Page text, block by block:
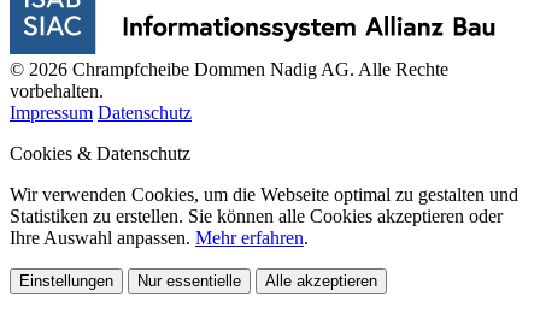
© 2026 Chrampfcheibe Dommen Nadig AG. Alle Rechte
vorbehalten.
Impressum Datenschutz
Cookies & Datenschutz
Wir verwenden Cookies, um die Webseite optimal zu gestalten und
Statistiken zu erstellen. Sie können alle Cookies akzeptieren oder
Ihre Auswahl anpassen. Mehr erfahren.
Einstellungen Nur essentielle Alle akzeptieren